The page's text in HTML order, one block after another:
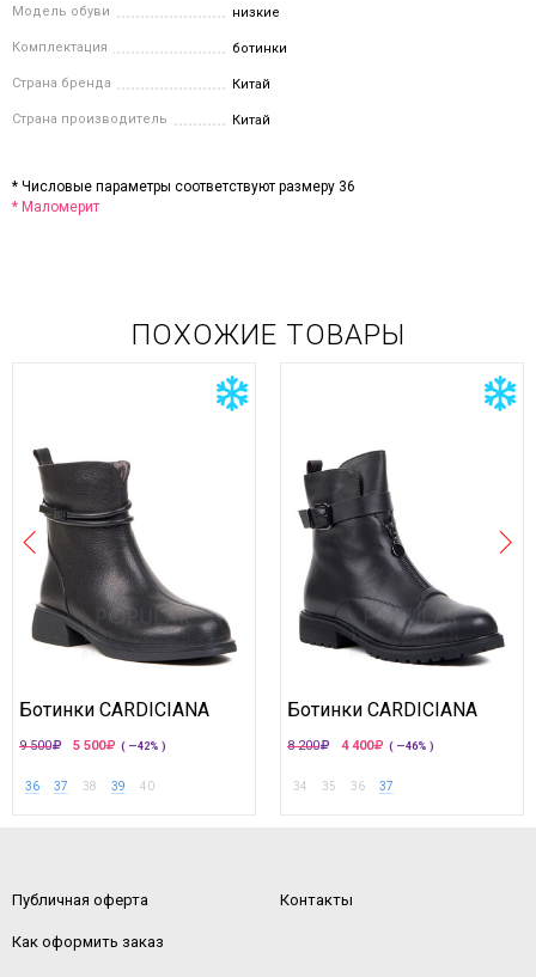
Модель обуви низкие
Комплектация ботинки
Страна бренда Китай
Страна производитель Китай
* Числовые параметры соответствуют размеру 36
* Маломерит
ПОХОЖИЕ ТОВАРЫ
Ботинки CARDICIANA
9 500 5 500 ( —42% )
36 37 38 39 40
Ботинки CARDICIANA
8 200 4 400 ( —46% )
34 35 36 37
Публичная оферта
Как оформить заказ
Контакты